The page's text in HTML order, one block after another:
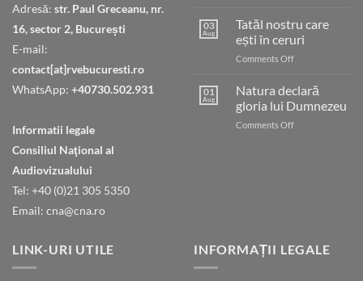
Adresă: str. Paul Greceanu, nr.
16, sector 2, București
E-mail:
contact[at]rvebucuresti.ro
WhatsApp: +40730.502.931
Informatii legale
Consiliul Naţional al
Audiovizualului
Tel: +40 (0)21 305 5350
Email: cna@cna.ro
03
Aug
Tatăl nostru care
ești în ceruri
Comments Offon
nostru
care
ești
în
01
Aug
Natura declară
gloria lui Dumnezeu
Comments Offon
LINK-URI UTILE INFORMAȚII LEGALE